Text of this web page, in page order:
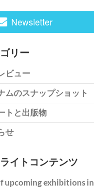
Newsletter
リー
ビュー
ムのスナップショット
トと出版物
せ
イトコンテンツ
upcoming exhibitions in